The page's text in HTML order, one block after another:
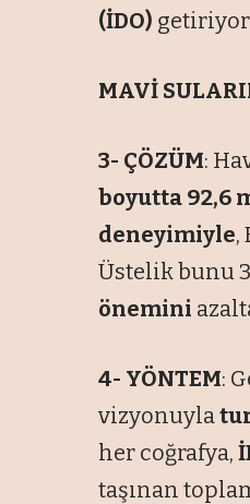
(İDO)
MAVİ
3- ÇÖZÜM:
boyutta 92,6
deneyimiyle,
Üstelik bunu
önemini
4- YÖNTEM:
vizyonuyla
her coğrafya,
taşınan